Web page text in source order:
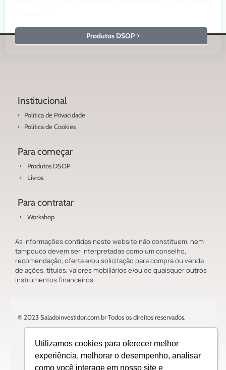
Utilizamos cookies para oferecer melhor
experiência, melhorar o desempenho, analisar
como você interage em nosso site e
Produtos DSOP
Institucional
Política de Privacidade
Política de Cookies
Para começar
Produtos DSOP
Livros
Para contratar
Workshop
As informações contidas neste website não constituem, nem
tampouco devem ser interpretadas como um conselho,
recomendação, oferta e/ou solicitação para compra ou venda
de ações, títulos, valores mobiliários e/ou de quaisquer outros
instrumentos financeiros.
© 2023 Saladoinvestidor.com.br Todos os direitos reservados.